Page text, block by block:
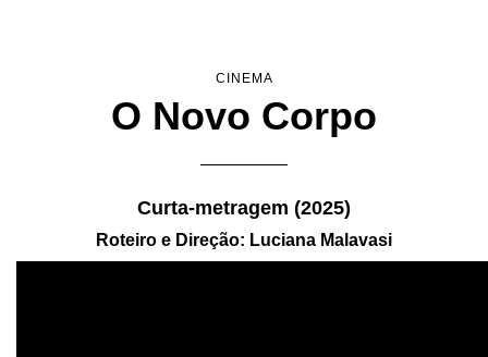
conteúdo
CINEMA
O Novo Corpo
Curta-metragem (2025)
Roteiro e Direção: Luciana Malavasi